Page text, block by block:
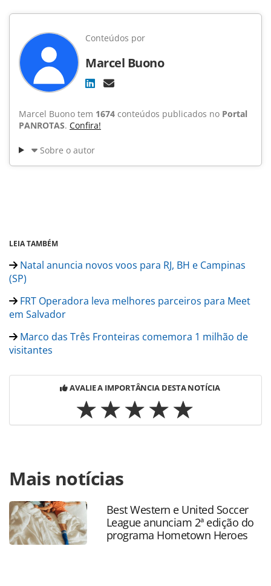
Conteúdos por
Marcel Buono
Marcel Buono tem 1674 conteúdos publicados no Portal
PANROTAS. Confira!
Sobre o autor
LEIA TAMBÉM
Natal anuncia novos voos para RJ, BH e Campinas
(SP)
FRT Operadora leva melhores parceiros para Meet
em Salvador
Marco das Três Fronteiras comemora 1 milhão de
visitantes
AVALIE A IMPORTÂNCIA DESTA NOTÍCIA
https://www.panrotas.com.br/mercado/operadoras/2019/
frt-faz-programa-de-auditorio-com-agentes-de-
viagens_166970.html ou as ferramentas oferecidas na
página. Todo o conteúdo produzido pela PANROTAS
Editora é protegido pela legislação brasileira sobre direito
autoral. Não reproduza o conteúdo sem autorização da
Mais notícias
Best Western e United Soccer
League anunciam 2ª edição do
programa Hometown Heroes